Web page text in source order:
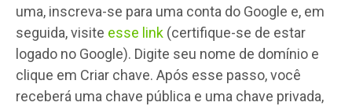
uma, inscreva-se para uma conta do Google e, em
seguida, visite esse link (certifique-se de estar
logado no Google). Digite seu nome de domínio e
clique em Criar chave. Após esse passo, você
receberá uma chave pública e uma chave privada,